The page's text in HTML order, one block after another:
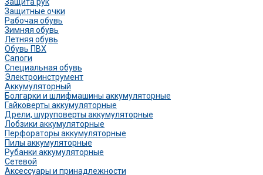
Защитные очки
Рабочая обувь
Зимняя обувь
Летняя обувь
Обувь ПВХ
Сапоги
Специальная обувь
Электроинструмент
Аккумуляторный
Болгарки и шлифмашины аккумуляторные
Гайковерты аккумуляторные
Дрели, шуруповерты аккумуляторные
Лобзики аккумуляторные
Перфораторы аккумуляторные
Пилы аккумуляторные
Рубанки аккумуляторные
Сетевой
Аксессуары и принадлежности